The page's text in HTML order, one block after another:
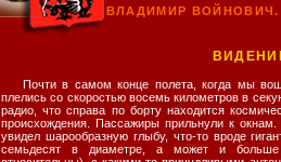
ВЛАДИМИР ВОЙНОВИЧ.
Почти в самом конце полета, когда мы
плелись со скоростью восемь километров в
радио, что справа по борту находится
происхождения. Пассажиры прильнули к
увидел шарообразную глыбу, что-то вроде
семьдесят в диаметре, а может и